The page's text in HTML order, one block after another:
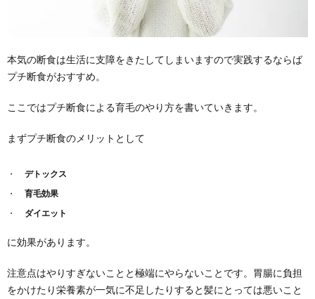
本気の断食は生活に支障をきたしてしまいますので実践するならば
プチ断食がおすすめ。
ここではプチ断食による育毛のやり方を書いていきます。
まずプチ断食のメリットとして
デトックス
育毛効果
ダイエット
に効果があります。
注意点はやりすぎないことと極端にやらないことです。胃腸に負担
をかけたり栄養素が一気に不足したりすると髪にとっては悪いこと